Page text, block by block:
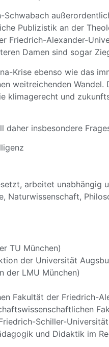
Publizistik an der
Friedrich-Alexander-
Damen sind sogar
Krise ebenso wie das
weitreichenden
klimagerecht und
insbesondere
arbeitet unabhängig
TU München)
der Universität
der LMU München)
Fakultät der Friedrich-
Schiller-
und Didaktik im